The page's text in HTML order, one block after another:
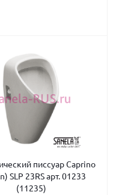
писсуар Caprino
SLP 23RS арт. 01233
(11235)